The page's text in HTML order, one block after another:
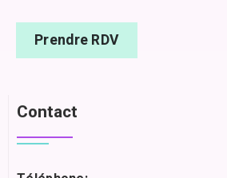
Prendre RDV
Contact